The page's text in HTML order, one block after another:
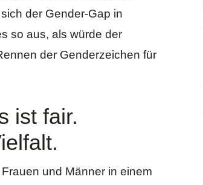
der Gender-Gap in
so aus, als würde der
der Genderzeichen für
ist fair.
und Männer in einem